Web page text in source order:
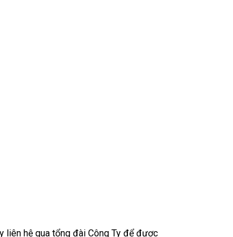
liên hệ qua tổng đài Công Ty để được